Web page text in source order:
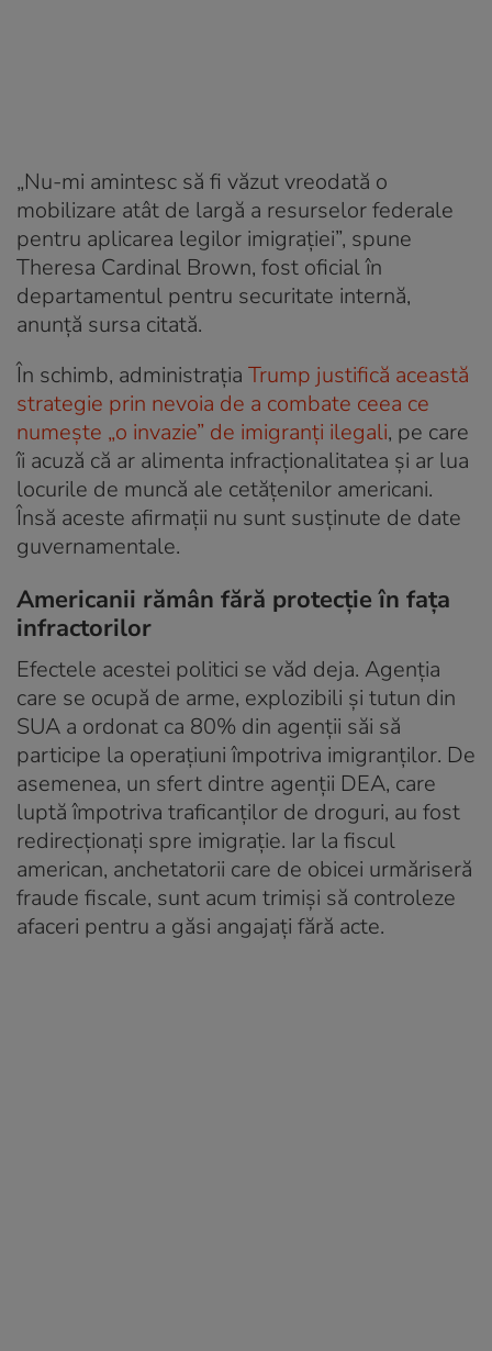
„Nu-mi amintesc să fi văzut vreodată o
mobilizare atât de largă a resurselor federale
pentru aplicarea legilor imigrației”, spune
Theresa Cardinal Brown, fost oficial în
departamentul pentru securitate internă,
anunță sursa citată.
În schimb, administrația Trump justifică această
strategie prin nevoia de a combate ceea ce
numește „o invazie” de imigranți ilegali, pe care
îi acuză că ar alimenta infracționalitatea și ar lua
locurile de muncă ale cetățenilor americani.
Însă aceste afirmații nu sunt susținute de date
guvernamentale.
Americanii rămân fără protecție în fața
infractorilor
Efectele acestei politici se văd deja. Agenția
care se ocupă de arme, explozibili și tutun din
SUA a ordonat ca 80% din agenții săi să
participe la operațiuni împotriva imigranților. De
asemenea, un sfert dintre agenții DEA, care
luptă împotriva traficanților de droguri, au fost
redirecționați spre imigrație. Iar la fiscul
american, anchetatorii care de obicei urmăriseră
fraude fiscale, sunt acum trimiși să controleze
afaceri pentru a găsi angajați fără acte.